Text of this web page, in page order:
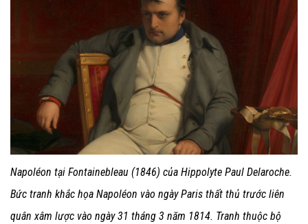
Napoléon tại Fontainebleau (1846) của Hippolyte Paul Delaroche.
Bức tranh khắc họa Napoléon vào ngày Paris thất thủ trước liên
quân xâm lược vào ngày 31 tháng 3 năm 1814. Tranh thuộc bộ